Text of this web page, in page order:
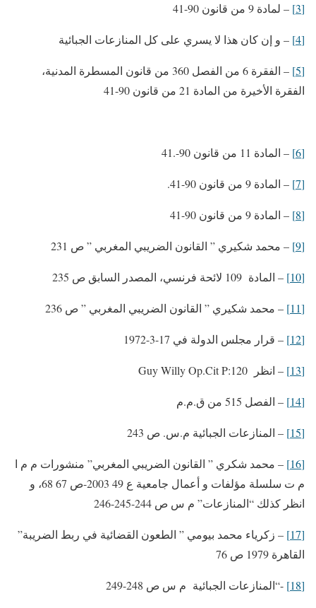
[3] – لمادة 9 من قانون 90-41
[4] – و إن كان هذا لا يسري على كل المنازعات الجبائية
[5]
– الفقرة 6 من الفصل 360 من قانون المسطرة المدنية،
الفقرة الأخيرة من المادة 21 من قانون 90-41
[6] – المادة 11 من قانون 90-.41
[7] – المادة 9 من قانون 90-41.
[8] – المادة 9 من قانون 90-41
[9] – محمد شكيري ” القانون الضريبي المغربي ” ص 231
[10] – المادة 109 لائحة فرنسي، المصدر السابق ص 235
[11] – محمد شكيري ” القانون الضريبي المغربي ” ص 236
[12] – قرار مجلس الدولة في 17-3-1972
[13] – انظر Guy Willy Op.Cit P:120
[14] – الفصل 515 من ق.م.م
[15] – المنازعات الجبائية م.س. ص 243
[16]
– محمد شكري ” القانون الضريبي المغربي” منشورات م م ا
م ت سلسلة مؤلفات و أعمال جامعية ع 49 2003-ص 67 68، و
انظر كذلك “المنازعات” م س ص 244-245-246
[17]
– زكرياء محمد بيومي ” الطعون القضائية في ربط الضريبة”
القاهرة 1979 ص 76
[18] -“المنازعات الجبائية م س ص 248-249